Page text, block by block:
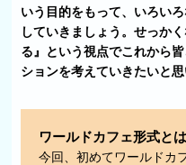
いう目的をもって、いろい
していきましょう。せっか
る』という視点でこれから
ションを考えていきたいと思
ワールドカフェ形式とは
今回、初めてワールドカ